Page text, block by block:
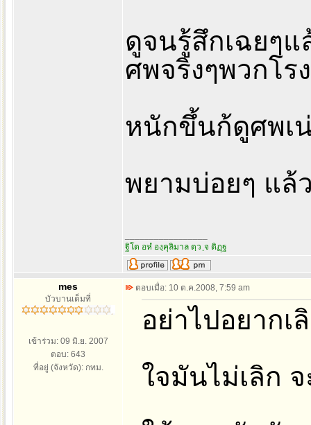
ดูจนรู้สึกเฉยๆ
ศพจริงๆพวกโร
หนักขึ้นก้ดูศพเ
พยามบ่อยๆ แล้
ฐิโต อหํ องฺคุลิมาล ตฺว ฺจ ติฏฺฐ
mes
บัวบานเต็มที่
เข้าร่วม: 09 มิ.ย. 2007
ตอบ: 643
ที่อยู่ (จังหวัด): กทม.
ตอบเมื่อ: 10 ต.ค.2008, 7:59 am
อย่าไปอยากเ
ใจมันไม่เลิก